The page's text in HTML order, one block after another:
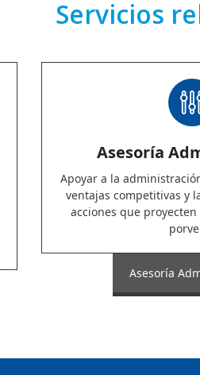
Servicios
Asesoría
Apoyar a la
ventajas competitivas y
acciones que
Asesoría